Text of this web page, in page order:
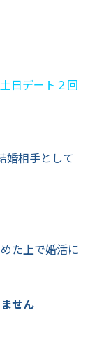
日デート２回
婚相手として
た上で婚活に
せん